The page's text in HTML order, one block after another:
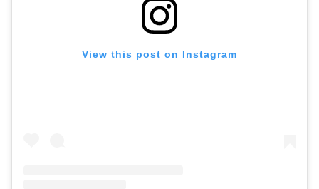
View this post on Instagram